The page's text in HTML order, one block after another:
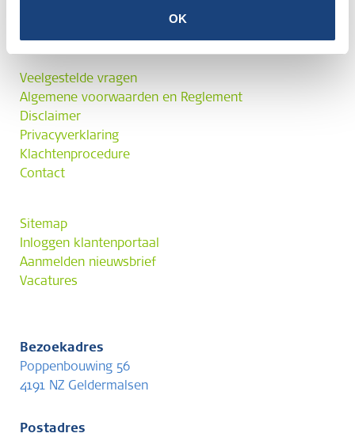
OK
Veelgestelde vragen
Algemene voorwaarden en Reglement
Disclaimer
Privacyverklaring
Klachtenprocedure
Contact
Sitemap
Inloggen klantenportaal
Aanmelden nieuwsbrief
Vacatures
Bezoekadres
Poppenbouwing 56
4191 NZ Geldermalsen
Postadres